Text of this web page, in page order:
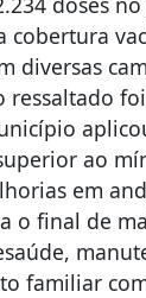
cobertura
diversas
ressaltado
ao
em
o final de
familiar